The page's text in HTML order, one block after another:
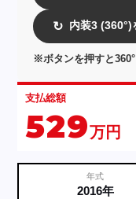
↻ 内装3 (360°)
※ボタンを押すと
支払総額
529万円
年式
2016年